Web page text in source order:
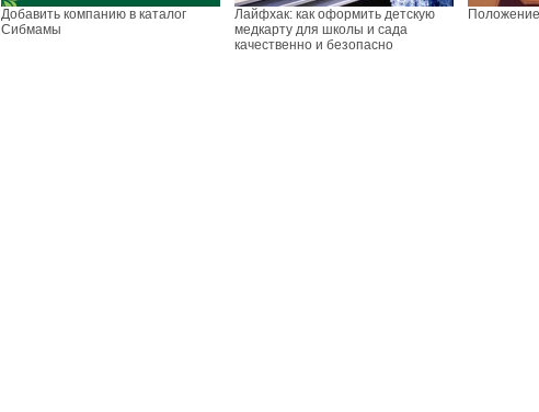
Добавить компанию в каталог
Сибмамы
Лайфхак: как оформить детскую
медкарту для школы и сада
качественно и безопасно